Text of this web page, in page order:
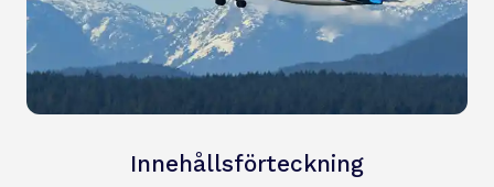
Innehållsförteckning